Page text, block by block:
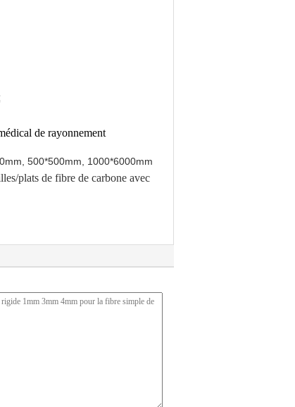
de rayonnement
500*500mm, 1000*6000mm
plats de fibre de carbone avec